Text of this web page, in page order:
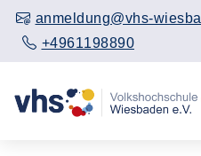
anmeldung@vhs-
+4961198890